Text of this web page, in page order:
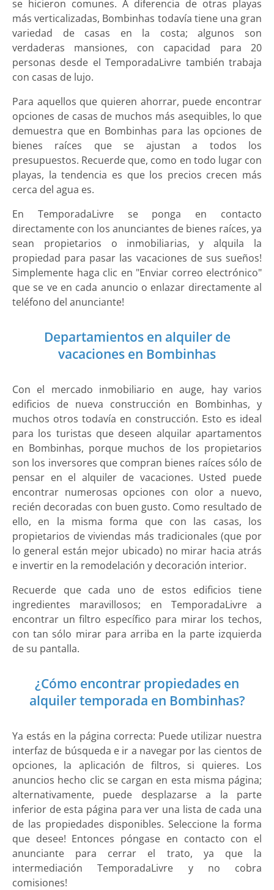
se hicieron comunes. A diferencia de otras playas
más verticalizadas, Bombinhas todavía tiene una gran
variedad de casas en la costa; algunos son
verdaderas mansiones, con capacidad para 20
personas desde el TemporadaLivre también trabaja
con casas de lujo.
Para aquellos que quieren ahorrar, puede encontrar
opciones de casas de muchos más asequibles, lo que
demuestra que en Bombinhas para las opciones de
bienes raíces que se ajustan a todos los
presupuestos. Recuerde que, como en todo lugar con
playas, la tendencia es que los precios crecen más
cerca del agua es.
En TemporadaLivre se ponga en contacto
directamente con los anunciantes de bienes raíces, ya
sean propietarios o inmobiliarias, y alquila la
propiedad para pasar las vacaciones de sus sueños!
Simplemente haga clic en "Enviar correo electrónico"
que se ve en cada anuncio o enlazar directamente al
teléfono del anunciante!
Departamientos en alquiler de
vacaciones en Bombinhas
Con el mercado inmobiliario en auge, hay varios
edificios de nueva construcción en Bombinhas, y
muchos otros todavía en construcción. Esto es ideal
para los turistas que deseen alquilar apartamentos
en Bombinhas, porque muchos de los propietarios
son los inversores que compran bienes raíces sólo de
pensar en el alquiler de vacaciones. Usted puede
encontrar numerosas opciones con olor a nuevo,
recién decoradas con buen gusto. Como resultado de
ello, en la misma forma que con las casas, los
propietarios de viviendas más tradicionales (que por
lo general están mejor ubicado) no mirar hacia atrás
e invertir en la remodelación y decoración interior.
Recuerde que cada uno de estos edificios tiene
ingredientes maravillosos; en TemporadaLivre a
encontrar un filtro específico para mirar los techos,
con tan sólo mirar para arriba en la parte izquierda
de su pantalla.
¿Cómo encontrar propiedades en
alquiler temporada en Bombinhas?
Ya estás en la página correcta: Puede utilizar nuestra
interfaz de búsqueda e ir a navegar por las cientos de
opciones, la aplicación de filtros, si quieres. Los
anuncios hecho clic se cargan en esta misma página;
alternativamente, puede desplazarse a la parte
inferior de esta página para ver una lista de cada una
de las propiedades disponibles. Seleccione la forma
que desee! Entonces póngase en contacto con el
anunciante para cerrar el trato, ya que la
intermediación TemporadaLivre y no cobra
comisiones!